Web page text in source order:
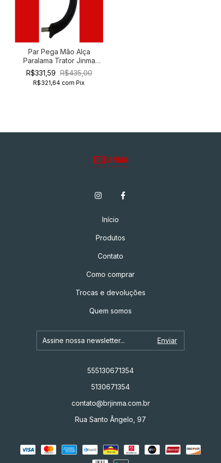
Par Pega Mão Alça
Paralama Trator Jinma
Green Horse 204 254
R$331,59 R$435,00
R$321,64 com Pix
Início
Produtos
Contato
Como comprar
Trocas e devoluções
Quem somos
555130671354
5130671354
contato@brjinma.com.br
Rua Santo Ângelo, 97